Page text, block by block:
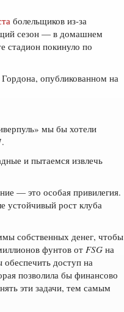
болельщиков из-за
сезон — в домашнем
стадион покинуло по
опубликованном на
мы бы хотели
и пытаемся извлечь
— это особая привилегия.
рост клуба
собственных денег, чтобы
фунтов от FSG на
доступ на
позволила бы финансово
эти задачи, тем самым